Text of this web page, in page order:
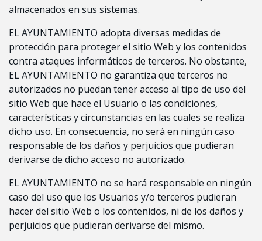
almacenados en sus sistemas.
EL AYUNTAMIENTO adopta diversas medidas de
protección para proteger el sitio Web y los contenidos
contra ataques informáticos de terceros. No obstante,
EL AYUNTAMIENTO no garantiza que terceros no
autorizados no puedan tener acceso al tipo de uso del
sitio Web que hace el Usuario o las condiciones,
características y circunstancias en las cuales se realiza
dicho uso. En consecuencia, no será en ningún caso
responsable de los daños y perjuicios que pudieran
derivarse de dicho acceso no autorizado.
EL AYUNTAMIENTO no se hará responsable en ningún
caso del uso que los Usuarios y/o terceros pudieran
hacer del sitio Web o los contenidos, ni de los daños y
perjuicios que pudieran derivarse del mismo.